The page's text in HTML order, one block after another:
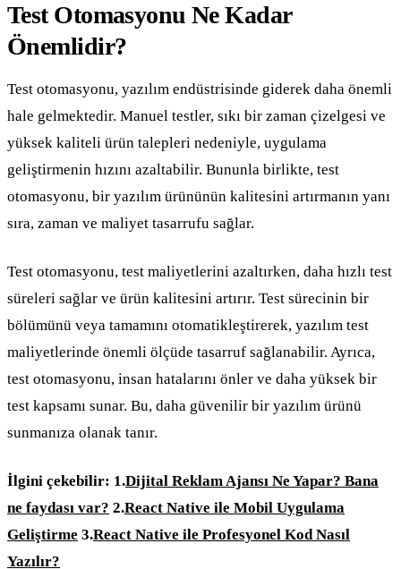
Test Otomasyonu Ne Kadar
Önemlidir?
Test otomasyonu, yazılım endüstrisinde giderek daha önemli
hale gelmektedir. Manuel testler, sıkı bir zaman çizelgesi ve
yüksek kaliteli ürün talepleri nedeniyle, uygulama
geliştirmenin hızını azaltabilir. Bununla birlikte, test
otomasyonu, bir yazılım ürününün kalitesini artırmanın yanı
sıra, zaman ve maliyet tasarrufu sağlar.
Test otomasyonu, test maliyetlerini azaltırken, daha hızlı test
süreleri sağlar ve ürün kalitesini artırır. Test sürecinin bir
bölümünü veya tamamını otomatikleştirerek, yazılım test
maliyetlerinde önemli ölçüde tasarruf sağlanabilir. Ayrıca,
test otomasyonu, insan hatalarını önler ve daha yüksek bir
test kapsamı sunar. Bu, daha güvenilir bir yazılım ürünü
sunmanıza olanak tanır.
İlgini çekebilir: 1.Dijital Reklam Ajansı Ne Yapar? Bana
ne faydası var? 2.React Native ile Mobil Uygulama
Geliştirme 3.React Native ile Profesyonel Kod Nasıl
Yazılır?